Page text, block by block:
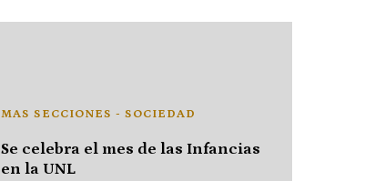
Se celebra el mes de las Infancias
en la UNL
MAS SECCIONES - SOCIEDAD